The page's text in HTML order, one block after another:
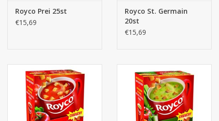
Royco Prei 25st
€15,69
Royco St. Germain
20st
€15,69